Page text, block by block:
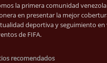
la primera comunidad
en presentar la mejor
deportiva y seguimiento en
de FIFA.
recomendados